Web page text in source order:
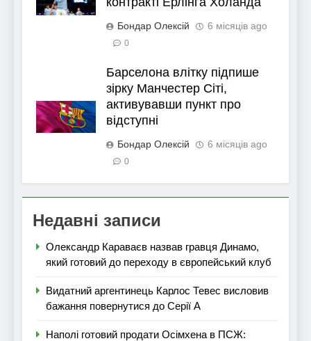
Бондар Олексій 6 місяців ago
0
Барселона влітку підпише
зірку Манчестер Сіті,
активувавши пункт про
відступні
Бондар Олексій 6 місяців ago
0
Недавні записи
Олександр Караваєв назвав гравця Динамо,
який готовий до переходу в європейський клуб
Видатний аргентинець Карлос Тевес висловив
бажання повернутися до Серії А
Наполі готовий продати Осімхена в ПСЖ: